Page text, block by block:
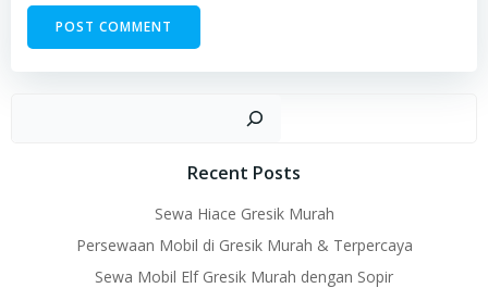
Recent Posts
Sewa Hiace Gresik Murah
Persewaan Mobil di Gresik Murah & Terpercaya
Sewa Mobil Elf Gresik Murah dengan Sopir